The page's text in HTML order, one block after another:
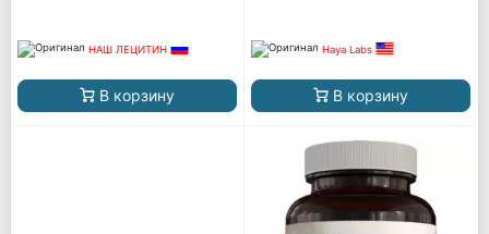
НАШ ЛЕЦИТИН
В корзину
Haya Labs
В корзину